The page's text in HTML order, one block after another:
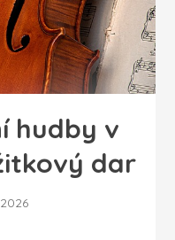
hudby v
dar